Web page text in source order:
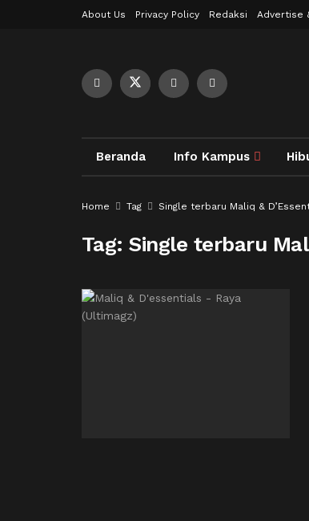
About Us Privacy Policy Redaksi Advertise
Beranda Info Kampus
Home Tag Single terbaru Maliq &
Tag:Single terbaru